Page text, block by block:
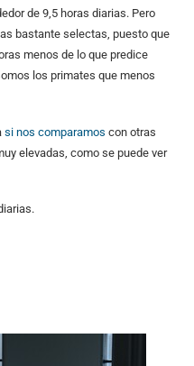
de 9,5 horas diarias. Pero
bastante selectas, puesto que
menos de lo que predice
los primates que menos
si nos comparamos con otras
elevadas, como se puede ver